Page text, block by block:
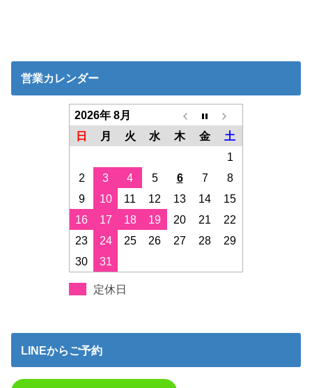
営業カレンダー
2026年 8月
日
月 火 水 木 金
土
1
2
3 4 5 6 7
8
9
10 11 12 13 14
15
16
17 18 19 20 21
22
23
24 25 26 27 28
29
30
31
定休日
LINEからご予約